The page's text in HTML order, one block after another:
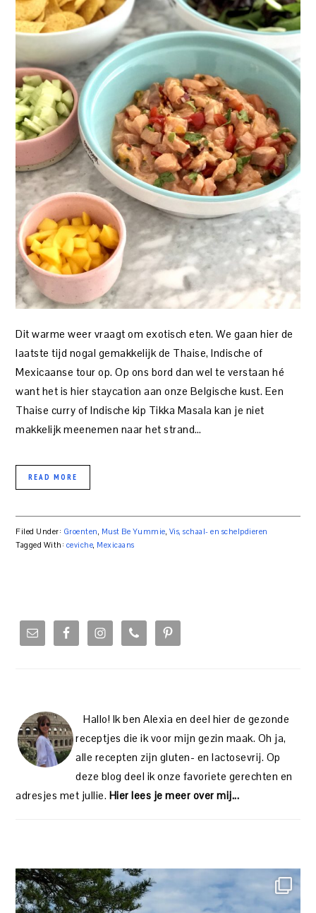
Dit warme weer vraagt om exotisch eten. We gaan hier de
laatste tijd nogal gemakkelijk de Thaise, Indische of
Mexicaanse tour op. Op ons bord dan wel te verstaan hé
want het is hier staycation aan onze Belgische kust. Een
Thaise curry of Indische kip Tikka Masala kan je niet
makkelijk meenemen naar het strand…
READ MORE
Filed Under: Groenten Must Be Yummie Vis, schaal- en schelpdieren
Tagged With: ceviche Mexicaans
SIDEBAR
Hallo! Ik ben Alexia en deel hier de gezonde
receptjes die ik voor mijn gezin maak. Oh ja,
alle recepten zijn gluten- en lactosevrij. Op
deze blog deel ik onze favoriete gerechten en
adresjes met jullie. Hier lees je meer over mij...